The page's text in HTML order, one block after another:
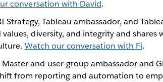
conversation with David.
Strategy, Tableau ambassador, and
diversity, and integrity and shares
Watch our conversation with Fi.
and user-group ambassador and
from reporting and automation to